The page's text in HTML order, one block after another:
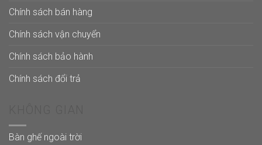
Chính sách bán hàng
Chính sách vận chuyển
Chính sách bảo hành
Chính sách đổi trả
Bàn ghế ngoài trời